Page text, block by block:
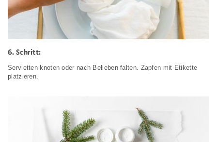
Schritt:
Servietten knoten oder nach Belieben falten. Zapfen mit Etikette
platzieren.